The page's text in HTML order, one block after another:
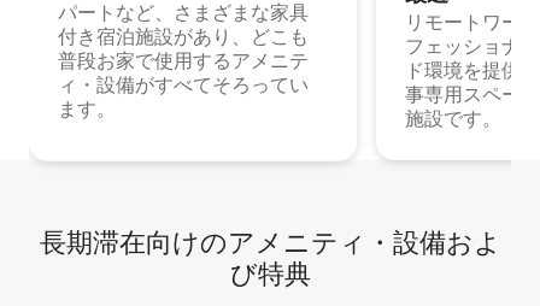
パートなど、さまざまな家具
付き宿泊施設があり、どこも
普段お家で使用するアメニテ
ィ・設備がすべてそろってい
ます。
リモートワー
フェッショナ
ド環境を提供
事専用スペー
施設です。
長期滞在向け⁠のア⁠メ⁠ニ⁠テ⁠ィ⁠・設⁠備⁠およ
び特⁠典